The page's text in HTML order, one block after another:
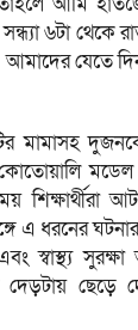
৬টা থেকে
যেতে
মামাসহ
মডেল
শিক্ষার্থীরা
এ ধরনের
স্বাস্থ্য
দেড়টায়